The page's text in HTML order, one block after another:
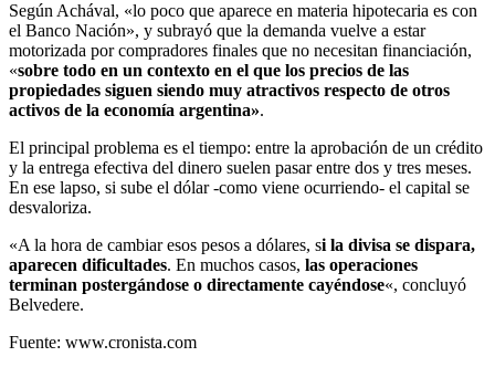
Según Achával, «lo poco que aparece en materia hipotecaria es con
el Banco Nación», y subrayó que la demanda vuelve a estar
motorizada por compradores finales que no necesitan financiación,
«sobre todo en un contexto en el que los precios de las
propiedades siguen siendo muy atractivos respecto de otros
activos de la economía argentina».
El principal problema es el tiempo: entre la aprobación de un crédito
y la entrega efectiva del dinero suelen pasar entre dos y tres meses.
En ese lapso, si sube el dólar -como viene ocurriendo- el capital se
desvaloriza.
«A la hora de cambiar esos pesos a dólares, si la divisa se dispara,
aparecen dificultades. En muchos casos, las operaciones
terminan postergándose o directamente cayéndose«, concluyó
Belvedere.
Fuente: www.cronista.com